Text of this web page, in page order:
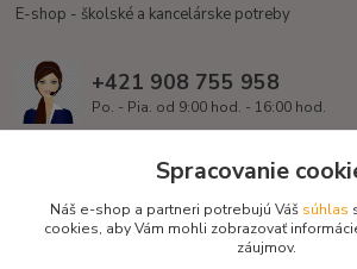
E-shop - školské a kancelárske potreby
+421 908 755 958
Po. - Pia. od 9:00 hod. - 16:00 hod.
info@ledvanes.skSpracovanie
Náš e-shop a partneri potrebujú Váš súhlas
cookies, aby Vám mohli zobrazovať
záujmov.